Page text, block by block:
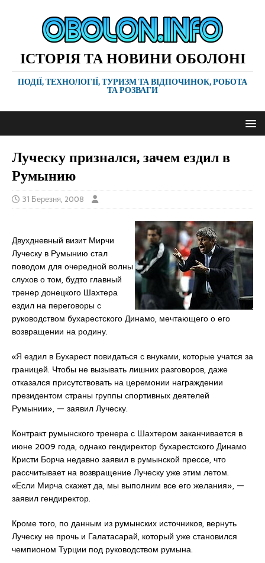
ІСТОРІЯ ТА НОВИНИ ОБОЛОНІ
ПОДІЇ, ТЕХНОЛОГІЇ, ТУРИЗМ ТА ВІДПОЧИНОК, РОБОТА
ТА РОЗВАГИ
Луческу признался, зачем ездил в
Румынию
31 Березня, 2008
Двухдневный визит Мирчи
Луческу в Румынию стал
поводом для очередной волны
слухов о том, будто главный
тренер донецкого Шахтера
ездил на переговоры с
руководством бухарестского Динамо, мечтающего о его
возвращении на родину.
«Я ездил в Бухарест повидаться с внуками, которые учатся за
границей. Чтобы не вызывать лишних разговоров, даже
отказался присутствовать на церемонии награждении
президентом страны группы спортивных деятелей
Румынии», — заявил Луческу.
Контракт румынского тренера с Шахтером заканчивается в
июне 2009 года, однако гендиректор бухарестского Динамо
Кристи Борча недавно заявил в румынской прессе, что
рассчитывает на возвращение Луческу уже этим летом.
«Если Мирча скажет да, мы выполним все его желания», —
заявил гендиректор.
Кроме того, по данным из румынских источников, вернуть
Луческу не прочь и Галатасарай, который уже становился
чемпионом Турции под руководством румына.